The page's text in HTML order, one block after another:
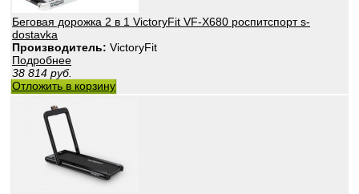
Беговая дорожка 2 в 1 VictoryFit VF-X680 роспитспорт s-
dostavka
Производитель: VictoryFit
Подробнее
38 814 руб.
Отложить в корзину